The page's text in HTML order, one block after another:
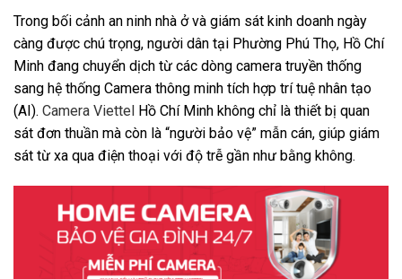
Trong bối cảnh an ninh nhà ở và giám sát kinh doanh ngày
càng được chú trọng, người dân tại Phường Phú Thọ, Hồ Chí
Minh đang chuyển dịch từ các dòng camera truyền thống
sang hệ thống Camera thông minh tích hợp trí tuệ nhân tạo
(AI). Camera Viettel
Hồ Chí Minh không chỉ là thiết bị quan
sát đơn thuần mà còn là “người bảo vệ” mẫn cán, giúp giám
sát từ xa qua điện thoại với độ trễ gần như bằng không.